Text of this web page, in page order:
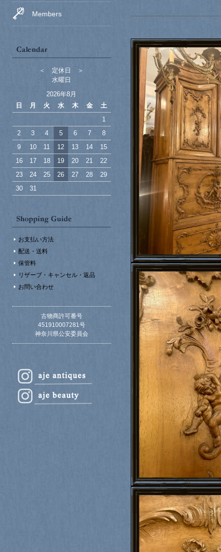
Members
＜ 定休日 ＞
水曜日
2026年8月
日
月 火 水 木 金
土
1
2
3 4 5 6 7
8
9
10 11 12 13 14
15
16
17 18 19 20 21
22
23
24 25 26 27 28
29
30
31
お支払い方法
配送・送料
保管料
リザーブ・キャンセル・返品
お問い合わせ
古物商許可番号
451910007281号
神奈川県公安委員会